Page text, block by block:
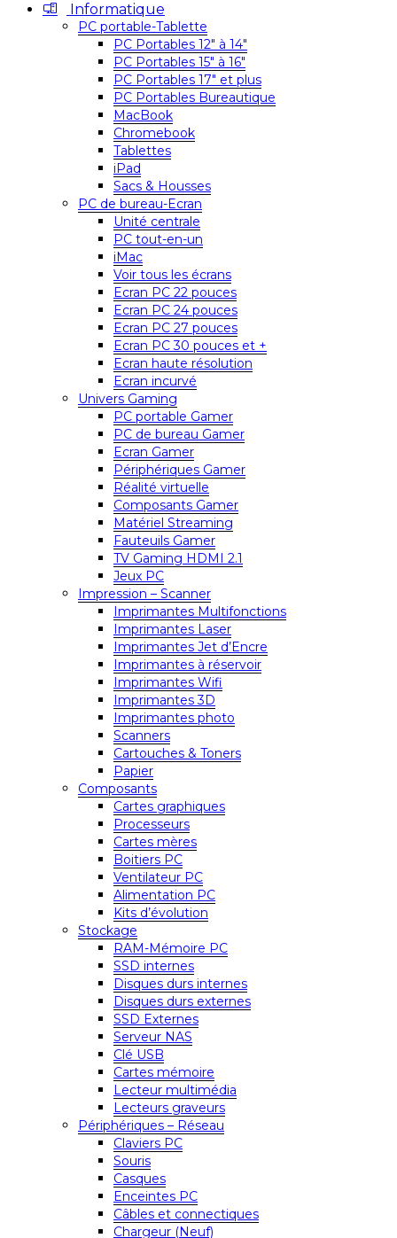
Informatique
PC portable-Tablette
PC Portables 12″ à 14″
PC Portables 15″ à 16″
PC Portables 17″ et plus
PC Portables Bureautique
MacBook
Chromebook
Tablettes
iPad
Sacs & Housses
PC de bureau-Ecran
Unité centrale
PC tout-en-un
iMac
Voir tous les écrans
Ecran PC 22 pouces
Ecran PC 24 pouces
Ecran PC 27 pouces
Ecran PC 30 pouces et +
Ecran haute résolution
Ecran incurvé
Univers Gaming
PC portable Gamer
PC de bureau Gamer
Ecran Gamer
Périphériques Gamer
Réalité virtuelle
Composants Gamer
Matériel Streaming
Fauteuils Gamer
TV Gaming HDMI 2.1
Jeux PC
Impression – Scanner
Imprimantes Multifonctions
Imprimantes Laser
Imprimantes Jet d’Encre
Imprimantes à réservoir
Imprimantes Wifi
Imprimantes 3D
Imprimantes photo
Scanners
Cartouches & Toners
Papier
Composants
Cartes graphiques
Processeurs
Cartes mères
Boitiers PC
Ventilateur PC
Alimentation PC
Kits d’évolution
Stockage
RAM-Mémoire PC
SSD internes
Disques durs internes
Disques durs externes
SSD Externes
Serveur NAS
Clé USB
Cartes mémoire
Lecteur multimédia
Lecteurs graveurs
Périphériques – Réseau
Claviers PC
Souris
Casques
Enceintes PC
Câbles et connectiques
Chargeur (Neuf)